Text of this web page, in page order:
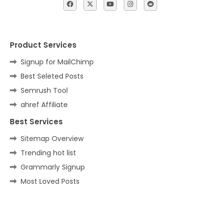
Product Services
Signup for MailChimp
Best Seleted Posts
Semrush Tool
ahref Affiliate
Best Services
Sitemap Overview
Trending hot list
Grammarly Signup
Most Loved Posts